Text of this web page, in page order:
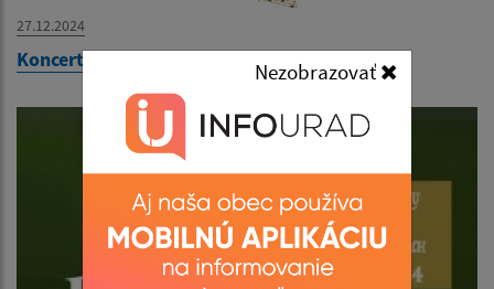
Nezobrazovať
27.12.2024
Koncert Dobrej noviny